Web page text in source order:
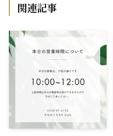
関連記事